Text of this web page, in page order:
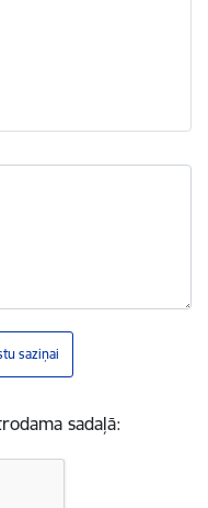
saziņai
sadaļā: